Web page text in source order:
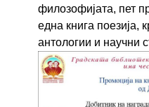
филозофијата, пет
една книга поезија,
антологии и научни